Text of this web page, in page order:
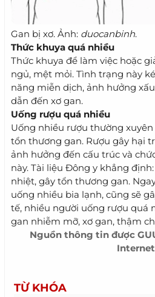
Gan bị xơ. Ảnh: duocanbinh.
Thức khuya quá nhiều
Thức khuya để làm việc hoặc
ngủ, mệt mỏi. Tình trạng này
năng miễn dịch, ảnh hưởng
dẫn đến xơ gan.
Uống rượu quá nhiều
Uống nhiều rượu thường
tổn thương gan. Rượu gây hại
ảnh hưởng đến cấu trúc và
này. Tài liệu Đông y khẳng
nhiệt, gây tổn thương gan.
uống nhiều bia lạnh, cũng sẽ
tế, nhiều người uống rượu quá
gan nhiễm mỡ, xơ gan, thậm
Nguồn thông tin được
Internet
TỪ KHÓA